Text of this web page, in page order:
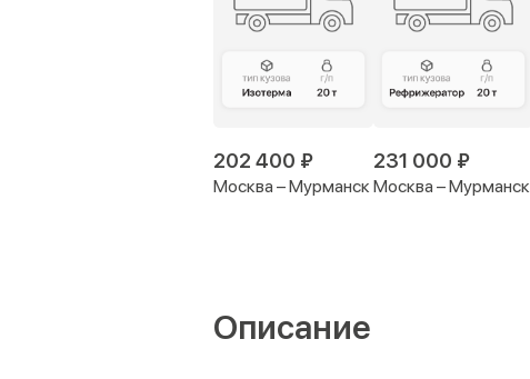
202 400 ₽
Москва – Мурманск
231 000 ₽
Москва – Мурманск
Описание